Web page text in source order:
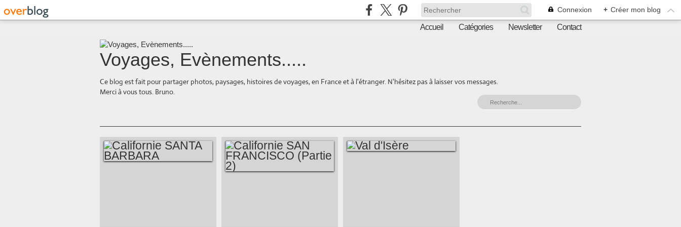
Connexion + Créer mon blog
Accueil Catégories Newsletter Contact
Voyages, Evènements.....
Ce blog est fait pour partager photos, paysages, histoires de voyages, en France et à l'étranger. N'hésitez pas à laisser vos messages.
Merci à vous tous. Bruno.